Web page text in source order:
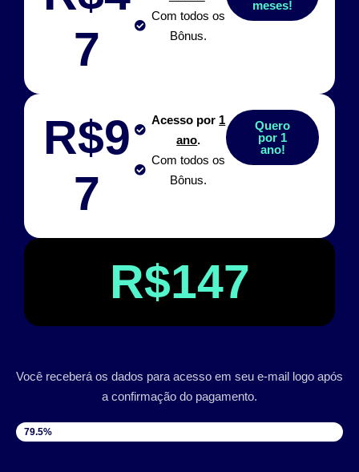
7
Com todos os
Bônus.
meses!
R$9
7
Acesso por 1
ano.
Com todos os
Bônus.
Quero
por 1
ano!
R$147
Você receberá os dados para acesso em seu e-mail logo após
a confirmação do pagamento.
VAGAS DISPONÍVEIS
79.5%